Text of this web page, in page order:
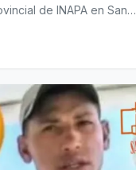
de INAPA en San…